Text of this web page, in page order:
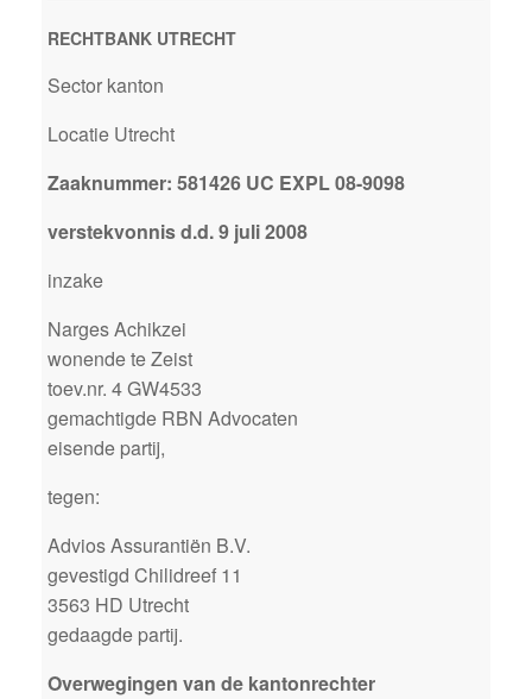
RECHTBANK UTRECHT
Sector kanton
Locatie Utrecht
Zaaknummer: 581426 UC EXPL 08-9098
verstekvonnis d.d. 9 juli 2008
inzake
Narges Achikzei
wonende te Zeist
toev.nr. 4 GW4533
gemachtigde RBN Advocaten
eisende partij,
tegen:
Advios Assurantiën B.V.
gevestigd Chilidreef 11
3563 HD Utrecht
gedaagde partij.
Overwegingen van de kantonrechter